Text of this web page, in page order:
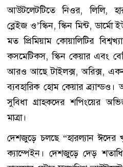
আউটলেটটিতে নিওর, লিলি,
ব্লেইজ ও’স্কিন, স্কিন মিন্ট,
মত প্রিমিয়াম কোয়ালিটির
কসমেটিকস, স্কিন কেয়ার এবং
আরও আছে টাইলক্স, অরিক্স,
ব্যবহারিক হোম কেয়ার
সুবিধা গ্রাহকদের শপিংয়ের
মাত্রা।
দেশজুড়ে চলছে “হারল্যান ঈদের
ক্যাম্পেইন। দেশজুড়ে দেড়